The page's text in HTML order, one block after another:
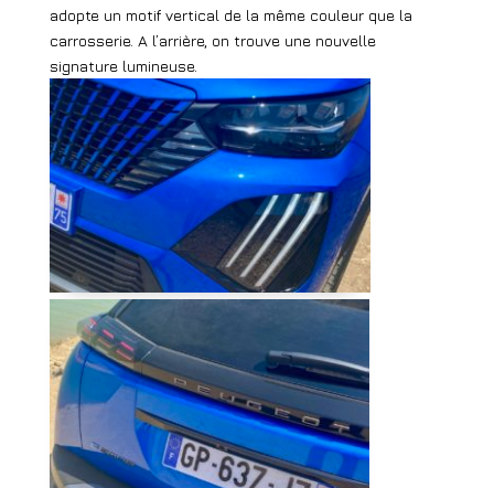
adopte un motif vertical de la même couleur que la
carrosserie. A l’arrière, on trouve une nouvelle
signature lumineuse.